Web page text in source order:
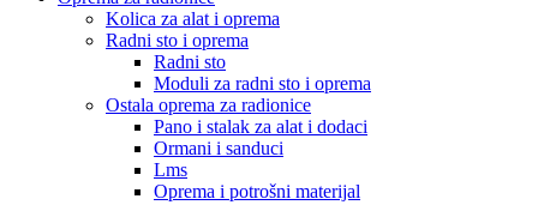
Kolica za alat i oprema
Radni sto i oprema
Radni sto
Moduli za radni sto i oprema
Ostala oprema za radionice
Pano i stalak za alat i dodaci
Ormani i sanduci
Lms
Oprema i potrošni materijal